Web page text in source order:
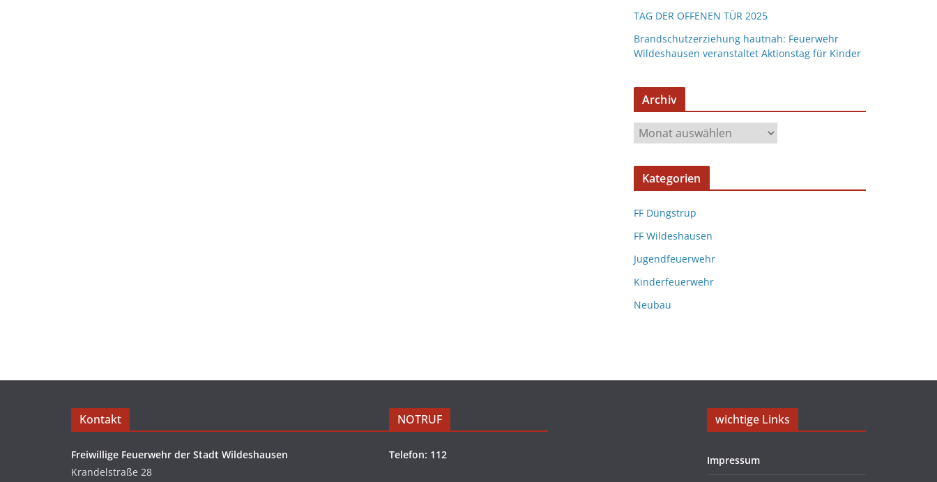
TAG DER OFFENEN TÜR 2025
Brandschutzerziehung hautnah: Feuerwehr
Wildeshausen veranstaltet Aktionstag für Kinder
Archiv
Kategorien
FF Düngstrup
FF Wildeshausen
Jugendfeuerwehr
Kinderfeuerwehr
Neubau
Kontakt
Freiwillige Feuerwehr der Stadt Wildeshausen
Krandelstraße 28
NOTRUF
Telefon: 112
wichtige Links
Impressum